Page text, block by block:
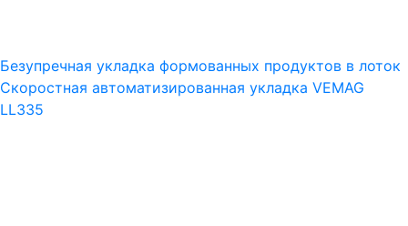
Безупречная укладка формованных продуктов в лоток
Скоростная автоматизированная укладка VEMAG
LL335